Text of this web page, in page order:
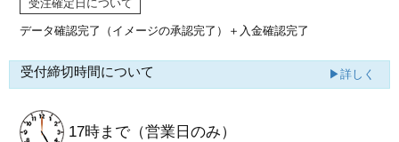
受注確定日について
データ確認完了（イメージの承認完了） ＋入金確認完了
受付締切時間について ▶詳しく
17時まで （営業日のみ）